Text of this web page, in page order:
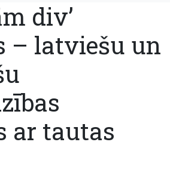
div’
– latviešu un
ar tautas